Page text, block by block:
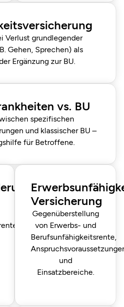
Verlust grundlegender
Gehen, Sprechen) als
Ergänzung zur BU.
vs. BU
spezifischen
und klassischer BU –
für Betroffene.
Versicherung
Gegenüberstellung
von Erwerbs- und
Berufsunfähigkeitsrente,
und
Einsatzbereiche.